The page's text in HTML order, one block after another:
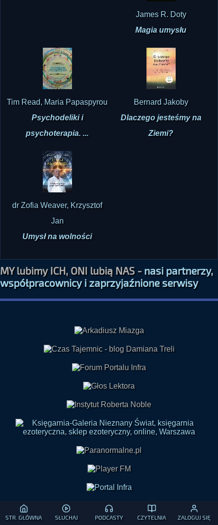
STR. GŁÓWNA SŁUCHAJ PODCASTY CZYTELNIA ZALOGUJ SIĘ
James R. Doty
Magia umysłu
Tim Read, Maria Papaspyrou
Psychodeliki i
psychoterapia. ...
Bernard Jakoby
Dlaczego jesteśmy na
Ziemi?
dr Zofia Weaver, Krzysztof
Jan
Umysł na wolności
MY lubimy ICH, ONI lubią NAS -nasi partnerzy,
współpracownicy i zaprzyjaźnione serwisy